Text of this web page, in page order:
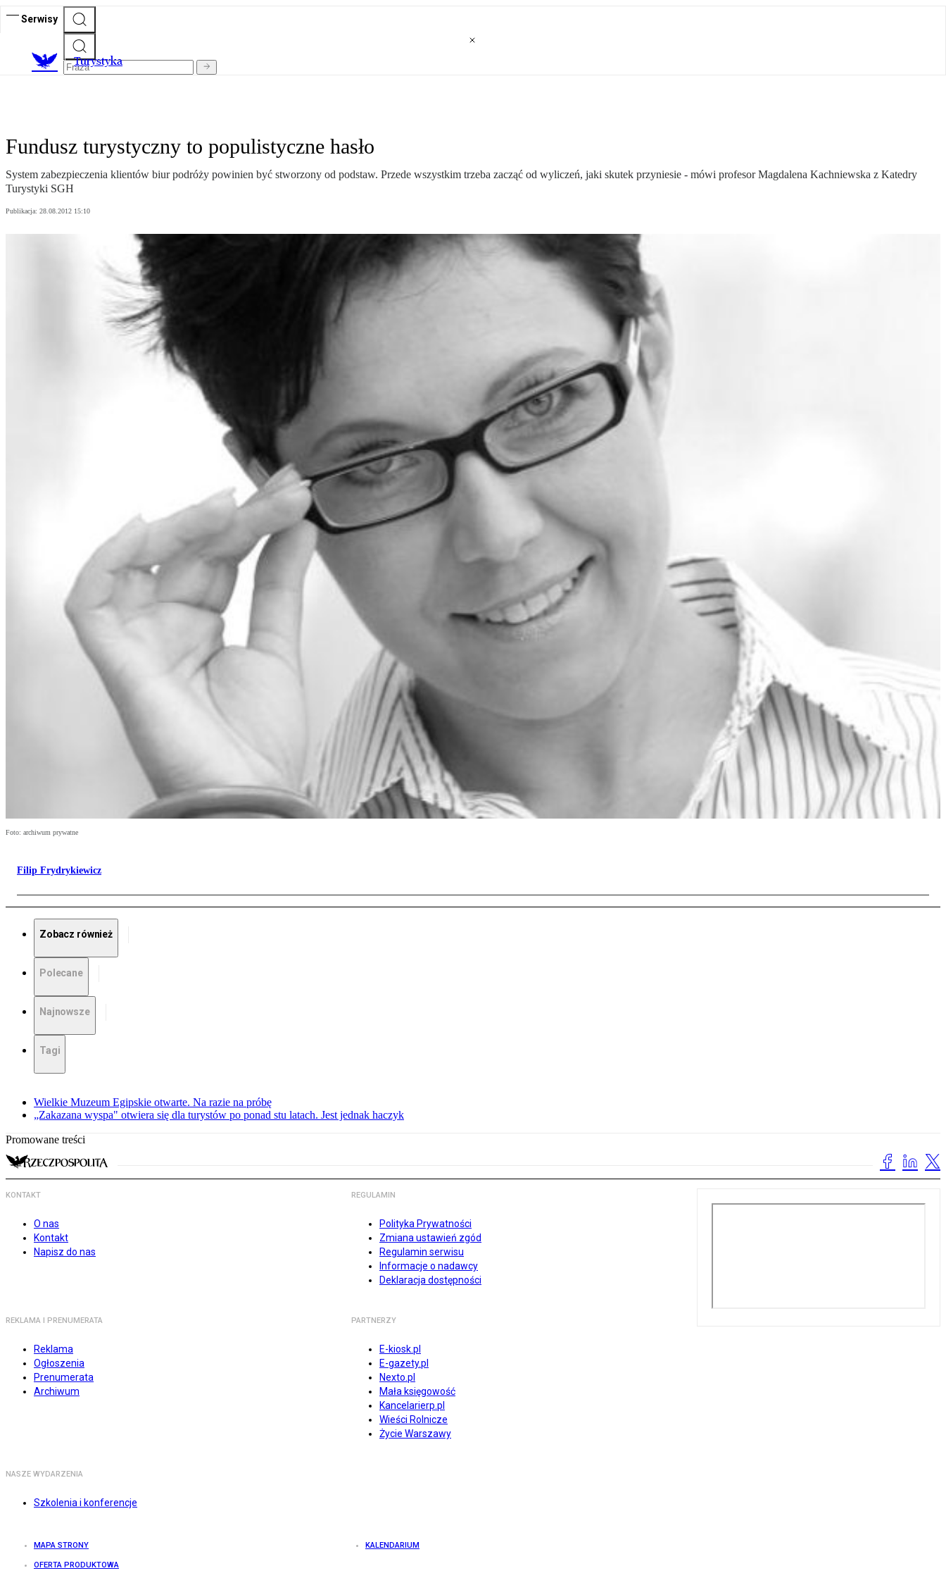
Serwisy
Turystyka
Fundusz turystyczny to populistyczne hasło
System zabezpieczenia klientów biur podróży powinien być stworzony od podstaw. Przede wszystkim trzeba zacząć od wyliczeń, jaki skutek przyniesie - mówi profesor Magdalena Kachniewska z Katedry
Turystyki SGH
Publikacja: 28.08.2012 15:10
Foto: archiwum prywatne
Filip Frydrykiewicz
Zobacz również
Polecane
Najnowsze
Tagi
Wielkie Muzeum Egipskie otwarte. Na razie na próbę
„Zakazana wyspa" otwiera się dla turystów po ponad stu latach. Jest jednak haczyk
Promowane treści
KONTAKT
O nas
Kontakt
Napisz do nas
REGULAMIN
Polityka Prywatności
Zmiana ustawień zgód
Regulamin serwisu
Informacje o nadawcy
Deklaracja dostępności
REKLAMA I PRENUMERATA
Reklama
Ogłoszenia
Prenumerata
Archiwum
PARTNERZY
E-kiosk.pl
E-gazety.pl
Nexto.pl
Mała księgowość
Kancelarierp.pl
Wieści Rolnicze
Życie Warszawy
NASZE WYDARZENIA
Szkolenia i konferencje
MAPA STRONY KALENDARIUM
OFERTA PRODUKTOWA